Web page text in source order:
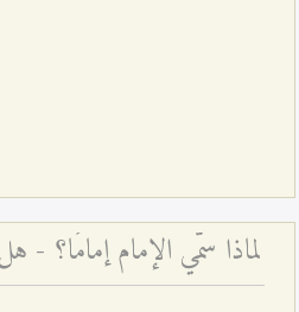
لماذا سمّي الإمام إمامًا؟ -